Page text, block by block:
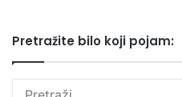
Pretražite bilo koji pojam: